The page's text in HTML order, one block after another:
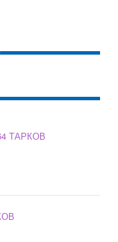
ТАРКОВ